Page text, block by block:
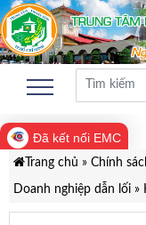
Đã kết nối EMC
Trang chủ » Chính
Doanh nghiệp dẫn lối»